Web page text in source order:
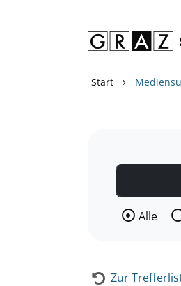
Start ›
Wählen
Alle
Zur